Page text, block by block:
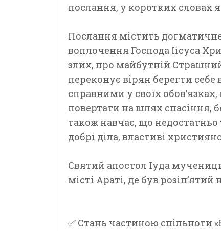
послання, у коротких словах
Послання містить
воплочення Господа Іісуса
злих, про майбутній
переконує вірян берегти
справними у своїх
повертати на шлях спасіння,
також навчає, що недостатньо
добрі діла, властиві
Святий апостол Іуда
місті Араті, де був
✅ Стань частиною спільноти